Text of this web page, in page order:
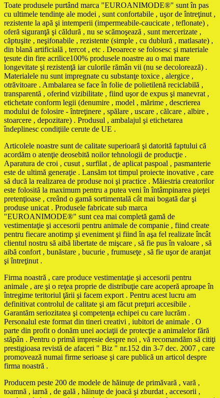
Toate produsele purtând marca "EUROANIMODE®" sunt în pas
cu ultimele tendinţe ale modei , sunt confortabile , uşor de întreţinut ,
rezistente la apă şi intemperii (impermeabile-caucicate , teflonate) ,
oferă siguranţă şi căldură , nu se scămoşează , sunt mercerizate ,
căptuşite , neşifonabile , rezistente (simple , cu dublură , matlasate) ,
din blană artificială , tercot , etc . Deoarece se folosesc şi materiale
ţesute din fire acrilice100% produsele noastre au o mai mare
longevitate şi rezistenţă iar culorile rămân vii (nu se decolorează) .
Materialele nu sunt impregnate cu substanţe toxice , alergice ,
otrăvitoare . Ambalarea se face în folie de polietilenă reciclabilă ,
transparentă , oferind vizibilitate , fiind uşor de expus şi manevrat ,
etichetate conform legii (denumire , model , mărime , descrierea
modului de folosire - întreţinere , spălare , uscare , călcare , albire ,
stoarcere , depozitare) . Produsul , ambalajul şi etichetarea
îndeplinesc condiţiile cerute de UE .
Articolele noastre sunt de calitate superioară şi datorită faptului că
acordăm o atenţie deosebită noilor tehnologii de producţie .
Aparatura de croi , cusut , surfilat , de aplicat paspoal , pasmanterie
este de ultimă generaţie . Lansăm tot timpul proiecte inovative , care
să ducă la realizarea de produse noi şi practice . Măiestria creatorilor
este folosită la maximum pentru a putea veni în întâmpinarea pieţei
pretenţioase , creând o gamă sortimentală cât mai bogată dar şi
produse unicat . Produsele fabricate sub marca
"EUROANIMODE®" sunt cea mai completă gamă de
vestimentaţie şi accesorii pentru animale de companie , fiind create
pentru fiecare anotimp şi eveniment şi fiind în aşa fel realizate încât
clientul nostru să aibă libertate de mişcare , să fie pus în valoare , să
aibă confort , bunăstare , bucurie , frumuseţe , să fie uşor de aranjat
şi întreţinut .
Firma noastră , care produce vestimentaţie şi accesorii pentru
animale , are şi o reţea proprie de distribuţie care acoperă aproape în
întregime teritoriul ţării şi facem export . Pentru acest lucru am
definitivat controlul de calitate şi am făcut preţuri accesibile .
Garantăm seriozitatea şi competenţa echipei cu care lucrăm .
Personalul este format din tineri creativi , iubitori de animale . O
parte din profit o donăm unei aociaţii de protecţie a animalelor fără
stăpân . Pentru o primă impresie despre noi , vă recomandăm să citiţi
prestigioasa revistă de afaceri " Biz " nr.152 din 3-7 dec. 2007 , care
promovează numai firme serioase şi care publică un articol despre
firma noastră .
Producem peste 200 de modele de hăinuţe de primăvară , vară ,
toamnă , iarnă , de gală , hăinuţe de joacă şi zburdat , accesorii ,